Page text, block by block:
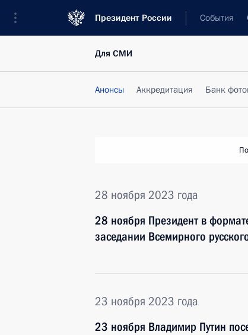
Президент России События
Для СМИ
Анонсы Аккредитация Банк
28 ноября 2023 года
28 ноября Президент в
заседании Всемирного
23 ноября 2023 года
23 ноября Владимир Путин